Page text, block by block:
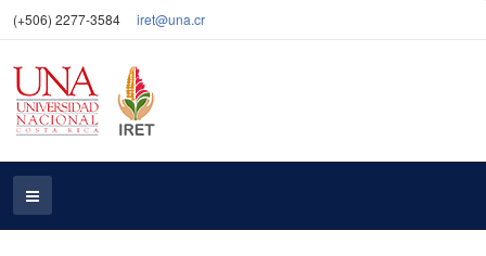
(+506) 2277-3584 iret@una.cr